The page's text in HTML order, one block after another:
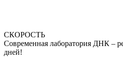
СКОРОСТЬ
Современная лаборатория ДНК –
дней!